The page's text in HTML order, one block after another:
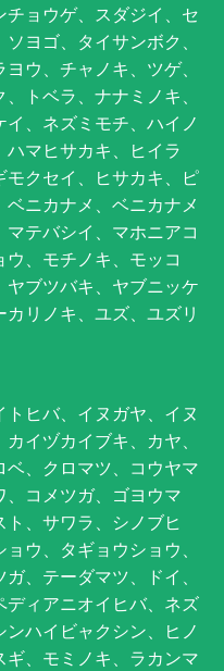
ョウゲ、スダジイ、セ
ヨゴ、タイサンボク、
ウ、チャノキ、ツゲ、
トベラ、ナナミノキ、
、ネズミモチ、ハイノ
マヒサカキ、ヒイラ
クセイ、ヒサカキ、ピ
ニカナメ、ベニカナメ
テバシイ、マホニアコ
、モチノキ、モッコ
ブツバキ、ヤブニッケ
リノキ、ユズ、ユズリ
ヒバ、イヌガヤ、イヌ
イヅカイブキ、カヤ、
、クロマツ、コウヤマ
コメツガ、ゴヨウマ
、サワラ、シノブヒ
ウ、タギョウショウ、
、テーダマツ、ドイ、
ィアニオイヒバ、ネズ
ハイビャクシン、ヒノ
、モミノキ、ラカンマ